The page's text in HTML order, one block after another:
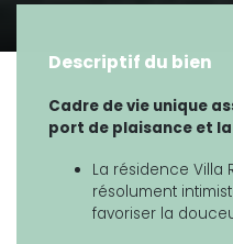
Descriptif du bien
Cadre de vie unique
port de plaisance et
La résidence Villa
résolument
favoriser la